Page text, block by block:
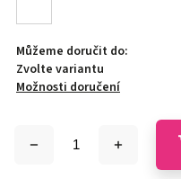
Můžeme doručit do:
Zvolte variantu
Možnosti doručení